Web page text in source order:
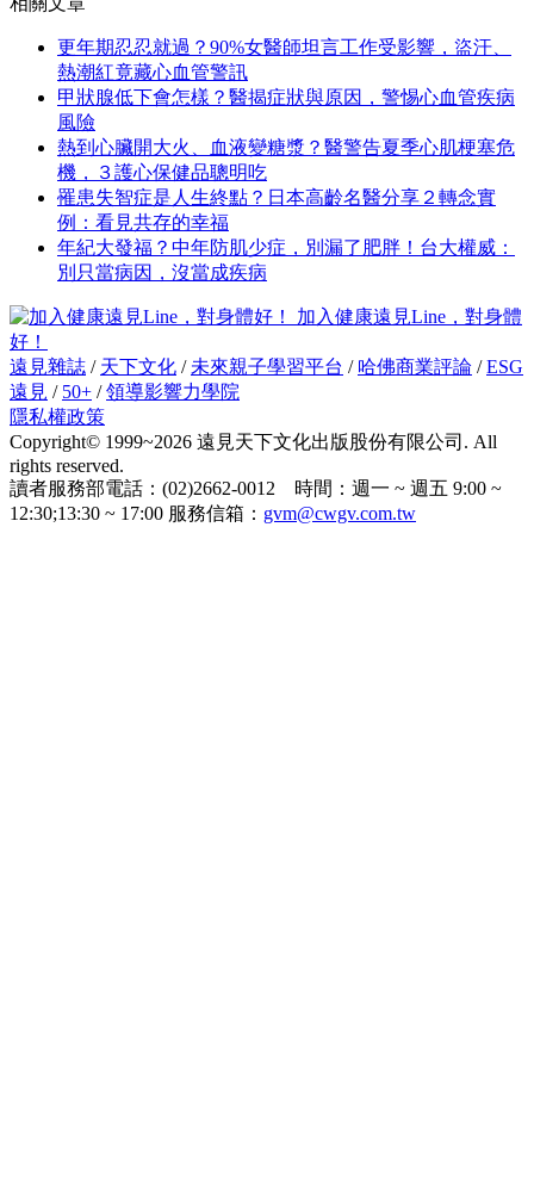
更年期忍忍就過？90%女醫師坦言工作受影響，盜汗、
熱潮紅竟藏心血管警訊
甲狀腺低下會怎樣？醫揭症狀與原因，警惕心血管疾病
風險
熱到心臟開大火、血液變糖漿？醫警告夏季心肌梗塞危
機，３護心保健品聰明吃
罹患失智症是人生終點？日本高齡名醫分享２轉念實
例：看見共存的幸福
年紀大發福？中年防肌少症，別漏了肥胖！台大權威：
別只當病因，沒當成疾病
加入健康遠見Line，對身體
好！
遠見雜誌 / 天下文化 / 未來親子學習平台 / 哈佛商業評論 /ESG
遠見 / 50+ /領導影響力學院
隱私權政策
Copyright© 1999~2026 遠見天下文化出版股份有限公司. All
rights reserved.
讀者服務部電話：(02)2662-0012 時間：週一 ~ 週五 9:00 ~
12:30;13:30 ~ 17:00 服務信箱： gvm@cwgv.com.tw